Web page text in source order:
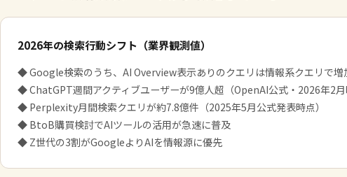
2026年の検索行動シフト（業界観測値）
◆ Google検索のうち、AI Overview表示ありのクエリは情報系クエリで増
◆ ChatGPT週間アクティブユーザーが9億人超（OpenAI公式・2026年2月
◆ Perplexity月間検索クエリが約7.8億件（2025年5月公式発表時点）
◆ BtoB購買検討でAIツールの活用が急速に普及
◆ Z世代の3割がGoogleよりAIを情報源に優先